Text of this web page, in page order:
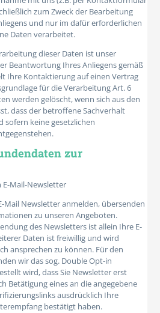
zum Zweck der Bearbeitung
und nur im dafür erforderlichen
Daten verarbeitet.
dieser Daten ist unser
Beantwortung Ihres Anliegens gemäß
Ihre Kontaktierung auf einen Vertrag
für die Verarbeitung Art. 6
werden gelöscht, wenn sich aus den
dass der betroffene Sachverhalt
sofern keine gesetzlichen
zur
Mail-Newsletter
Mail Newsletter anmelden, übersenden
zu unseren Angeboten.
des Newsletters ist allein Ihre E-
Daten ist freiwillig und wird
ansprechen zu können. Für den
wir das sog. Double Opt-in
wird, dass Sie Newsletter erst
Betätigung eines an die angegebene
ausdrücklich Ihre
bestätigt haben.